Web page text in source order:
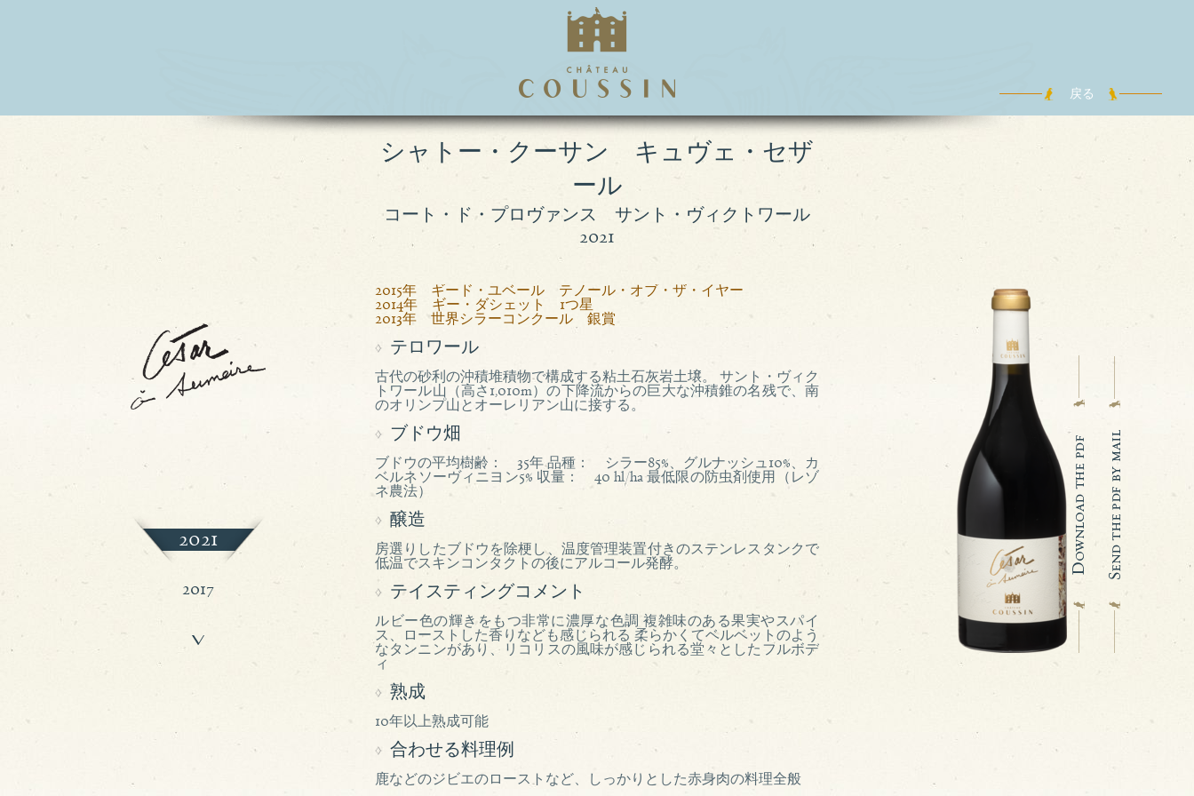
戻る
2021
2017
2015
シャトー・クーサン キュヴェ・セザ
ール
コート・ド・プロヴァンス サント・ヴィクトワール
2021
2015年 ギード・ユベール テノール・オブ・ザ・イヤー
2014年 ギー・ダシェット 1つ星
2013年 世界シラーコンクール 銀賞
テロワール
古代の砂利の沖積堆積物で構成する粘土石灰岩土壌。 サント・ヴィク
トワール山（高さ1,010m）の下降流からの巨大な沖積錐の名残で、南
のオリンプ山とオーレリアン山に接する。
ブドウ畑
ブドウの平均樹齢： 35年 品種： シラー85%、グルナッシュ10%、カ
ベルネソーヴィニヨン5% 収量： 40 hl/ha 最低限の防虫剤使用（レゾ
ネ農法）
醸造
房選りしたブドウを除梗し、温度管理装置付きのステンレスタンクで
低温でスキンコンタクトの後にアルコール発酵。
テイスティングコメント
ルビー色の輝きをもつ非常に濃厚な色調 複雑味のある果実やスパイ
ス、ローストした香りなども感じられる 柔らかくてベルベットのよう
なタンニンがあり、リコリスの風味が感じられる堂々としたフルボデ
ィ
熟成
10年以上熟成可能
合わせる料理例
鹿などのジビエのローストなど、しっかりとした赤身肉の料理全般